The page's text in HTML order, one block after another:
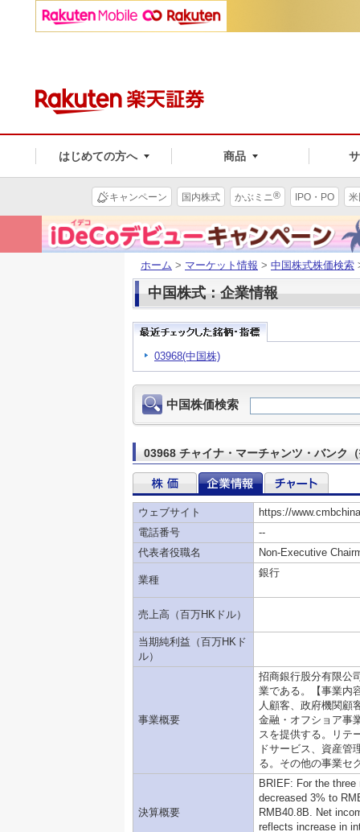
はじめての方へ 商品
キャンペーン 国内株式 かぶミニ® IPO・PO
ホーム > マーケット情報 > 中国株式株価検索
中国株式：企業情報
03968(中国株)